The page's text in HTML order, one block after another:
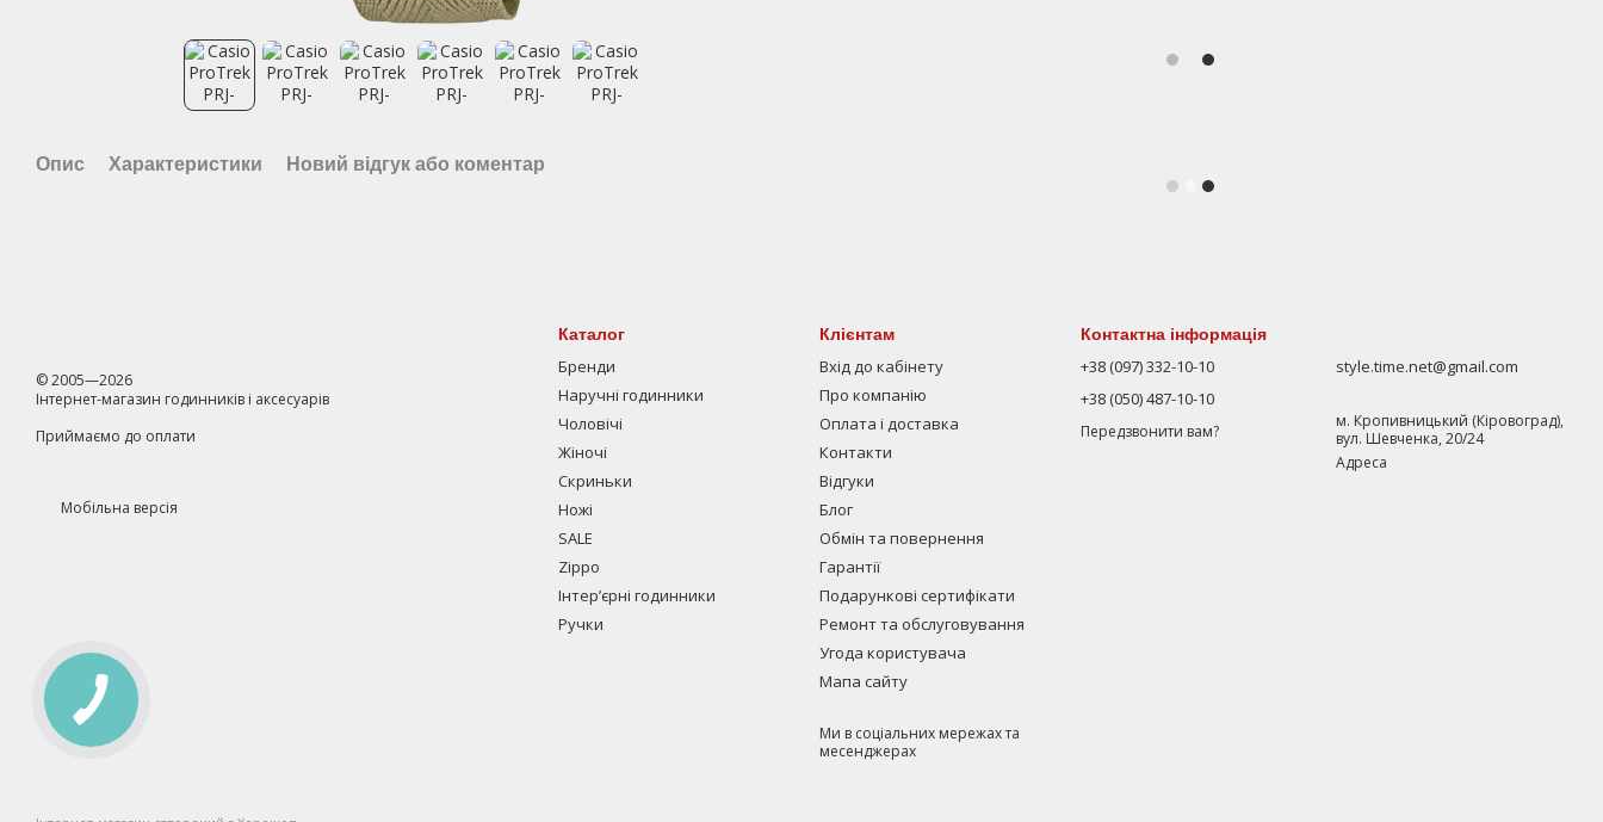
Опис Характеристики Новий відгук або коментар
© 2005—2026
Інтернет-магазин годинників і аксесуарів
Приймаємо до оплати
Мобільна версія
Каталог
Бренди
Наручні годинники
Чоловічі
Жіночі
Скриньки
Ножі
SALE
Zippo
Інтерʼєрні годинники
Ручки
Клієнтам
Вхід до кабінету
Про компанію
Оплата і доставка
Контакти
Відгуки
Блог
Обмін та повернення
Гарантії
Подарункові сертифікати
Ремонт та обслуговування
Угода користувача
Мапа сайту
Ми в соціальних мережах та
месенджерах
Контактна інформація
+38 (097) 332-10-10
+38 (050) 487-10-10
Передзвонити вам?
style.time.net@gmail.com
м. Кропивницький (Кіровоград),
вул. Шевченка, 20/24
Адреса